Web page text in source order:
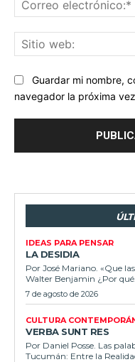
Guardar mi nombre,
navegador la próxima
IDEAS PARA PENSAR
LA DESIDIA
Por José Mariano. «Que
Walter Benjamin ¿Por qué...
7 de agosto de 2026
CULTURA
VERBA SUNT RES
Por Daniel Posse. Las
Tucumán: Entre la